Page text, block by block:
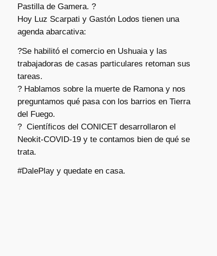
Pastilla de Gamera. ?️
Hoy Luz Scarpati y Gastón Lodos tienen una
agenda abarcativa:
?Se habilitó el comercio en Ushuaia y las
trabajadoras de casas particulares retoman sus
tareas.
? Hablamos sobre la muerte de Ramona y nos
preguntamos qué pasa con los barrios en Tierra
del Fuego.
? Científicos del CONICET desarrollaron el
Neokit-COVID-19 y te contamos bien de qué se
trata.
#DalePlay y quedate en casa.